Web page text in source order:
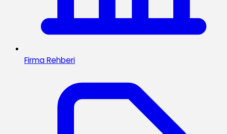
Firma Rehberi